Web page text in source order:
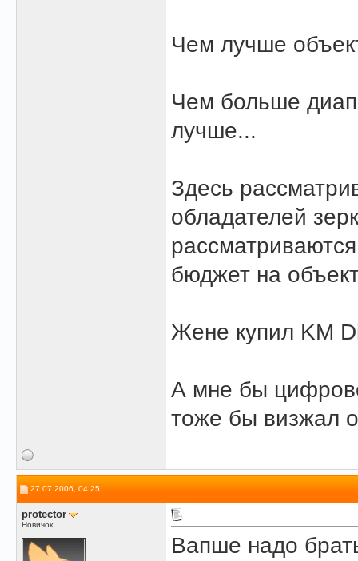
Чем лучше
Чем больше
лучше...
Здесь
обладателей
бюджет на
Жене купил KM
А мне бы
тоже бы визжал
27.07.2006, 04:25
protector
Новичок
Вапше надо